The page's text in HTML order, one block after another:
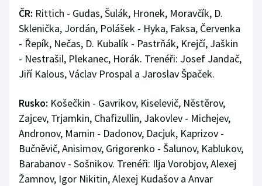
ČR: Rittich - Gudas, Šulák, Hronek, Moravčík, D.
Sklenička, Jordán, Polášek - Hyka, Faksa, Červenka
- Řepík, Nečas, D. Kubalík - Pastrňák, Krejčí, Jaškin
- Nestrašil, Plekanec, Horák. Trenéři: Josef Jandač,
Jiří Kalous, Václav Prospal a Jaroslav Špaček.
Rusko: Košečkin - Gavrikov, Kiselevič, Něstěrov,
Zajcev, Trjamkin, Chafizullin, Jakovlev - Michejev,
Andronov, Mamin - Dadonov, Dacjuk, Kaprizov -
Bučněvič, Anisimov, Grigorenko - Šalunov, Kablukov,
Barabanov - Sošnikov. Trenéři: Ilja Vorobjov, Alexej
Žamnov, Igor Nikitin, Alexej Kudašov a Anvar